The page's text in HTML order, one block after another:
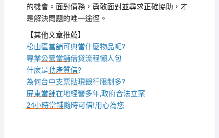
的機會。面對債務，勇敢面對並尋求正確協助，才
是解決問題的唯一途徑。
【其他文章推薦】
松山區當舖可典當什麼物品呢?
專業公營當舖借貸流程懶人包
什麼是動產質借?
為何台中支票貼現銀行限制多?
屏東當舖在地經營多年,政府合法立案
24小時當舖隨時可借!用心為您